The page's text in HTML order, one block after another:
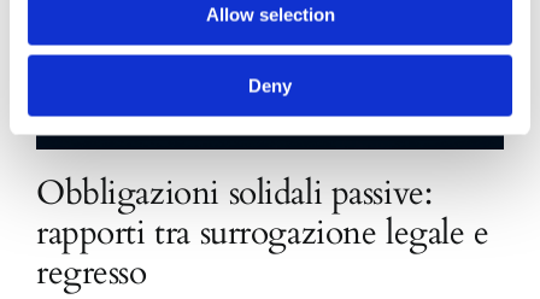
Allow selection
Deny
Obbligazioni solidali passive:
rapporti tra surrogazione legale e
regresso